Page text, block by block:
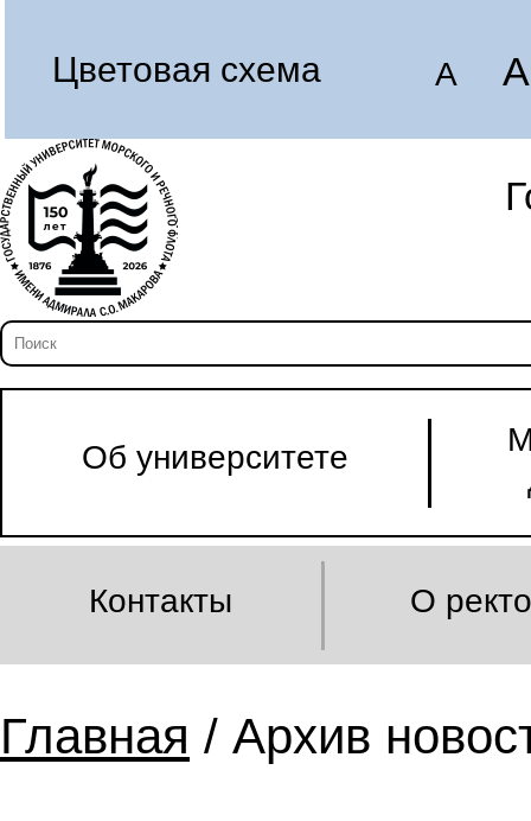
Цветовая схема A A
Об университете
Контакты О
Главная / Архив